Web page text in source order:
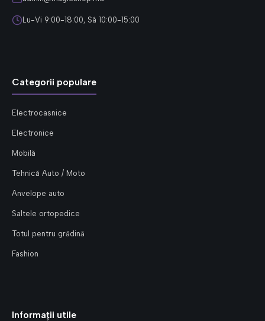
Lu-Vi 9:00-18:00, Sâ 10:00-15:00
Categorii populare
Electrocasnice
Electronice
Mobilă
Tehnică Auto / Moto
Anvelope auto
Saltele ortopedice
Totul pentru grădină
Fashion
Informații utile